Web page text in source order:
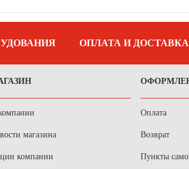
ОПЛАТА И ДОСТАВКА
магазина
компании
Оплата
Возврат
Пункты